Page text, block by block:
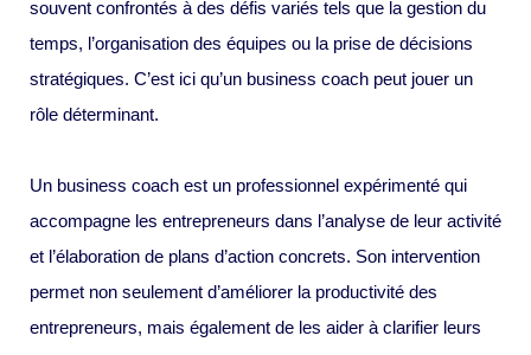
souvent confrontés à des défis variés tels que la gestion du
temps, l’organisation des équipes ou la prise de décisions
stratégiques. C’est ici qu’un business coach peut jouer un
rôle déterminant.
Un business coach est un professionnel expérimenté qui
accompagne les entrepreneurs dans l’analyse de leur activité
et l’élaboration de plans d’action concrets. Son intervention
permet non seulement d’améliorer la productivité des
entrepreneurs, mais également de les aider à clarifier leurs